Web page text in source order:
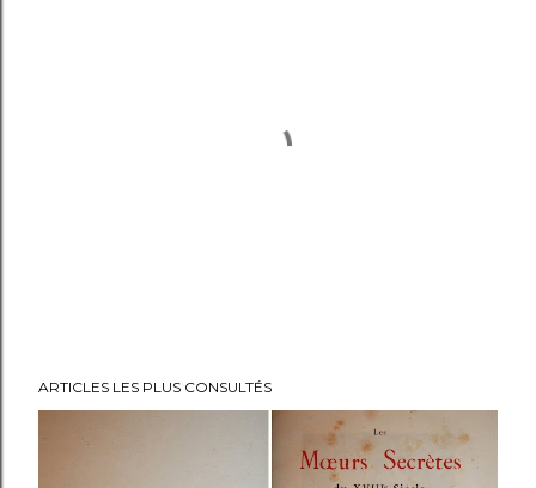
n
ARTICLES LES PLUS CONSULTÉS